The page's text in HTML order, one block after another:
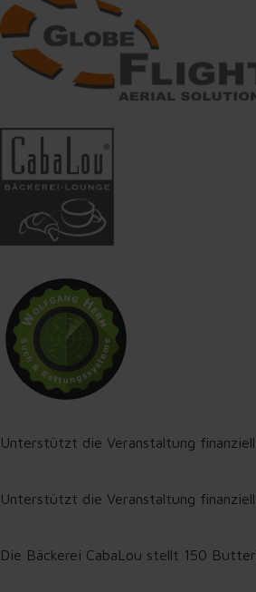
Unterstützt die Veranstaltung
Unterstützt die Veranstaltung
Die Bäckerei CabaLou stellt 150